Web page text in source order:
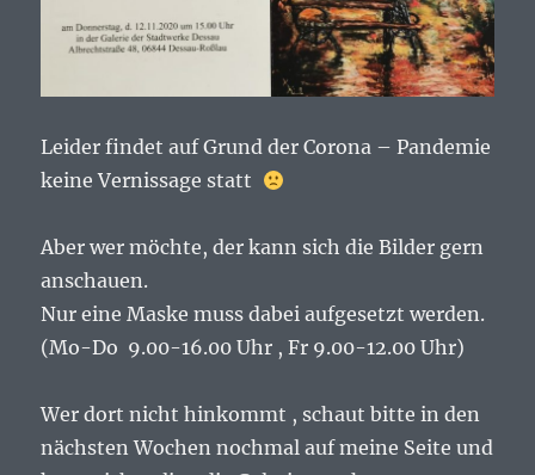
Leider findet auf Grund der Corona – Pandemie
keine Vernissage statt
Aber wer möchte, der kann sich die Bilder gern
anschauen.
Nur eine Maske muss dabei aufgesetzt werden.
(Mo-Do 9.00-16.00 Uhr , Fr 9.00-12.00 Uhr)
Wer dort nicht hinkommt , schaut bitte in den
nächsten Wochen nochmal auf meine Seite und